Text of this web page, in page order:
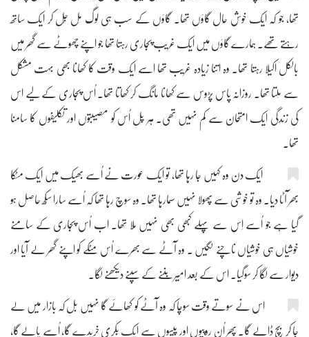
تھا، جو کہ ایک خوش حال گاؤں تھا۔ گاؤں کے سب ہی لوگ مِل جُل کر ایک ساتھ
رہتے تھے۔ ہمارے گاؤں میں ایک غریب پُجاری رہتا تھا جو اپنے چھوٹے سے گھر میں
بالکل اکیلا رہتا تھا۔ وہ اتنا زیادہ غریب تھا اسے ایک وقت کا کھانا بھی بہت مشکل
سے مِلتا تھا۔ روزانہ پاس پڑوس سے کھانا مانگ کر کھاتا تھا۔ اُس پُجاری کے لیے اس
کی زندگی ایک امتحان سے کم نہیں تھی۔ ہر پَل اُس کو مصیبتوں اور تکلیفوں کا سامنا
تھا۔
ایک دن وہ کہیں جا رہا تھا، تو ایک عورت نے اُسے بھیک میں ایک مٹکا
بھر آٹا دیا۔ وہ تو خوشی سے پھولا نہیں سمارہا تھا۔ وہ سوچ رہا تھا کہ اُسے سارا سُکھ حاصل ہو
گیا ہے جو اُسے اِس سے پہلے کبھی بھی نہیں مِلا تھا۔ اب اُس پُجاری کے سامنے
خوشیاں ہی خوشیاں ناچنے لگیں ۔ وہ آٹے سے بھرے اُس مٹکے کو اپنے گھر لے آیا اور
دیوار سے لگا کر سوگیا۔ اس کے بعد امیر بننے کے سپنے دیکھنے لگا۔
اس نے سوتے وقت سوچا کہ وہ آٹے کو کھائے گا نہیں بل کہ بازار میں لے
جا کر بیچ ڈالے گا۔ پھر اُن روپیوں اور پیسوں سے ایک بکری خریدے گا، اُسے پالے گا،